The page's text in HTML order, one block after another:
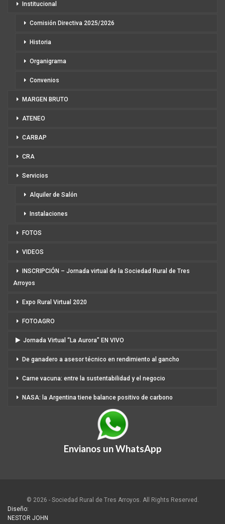
Institucional
Comisión Directiva 2025/2026
Historia
Organigrama
Convenios
MARGEN BRUTO
ATENEO
CARBAP
CRA
Servicios
Alquiler de Salón
Instalaciones
FOTOS
VIDEOS
INSCRIPCIÓN – Jornada virtual de la Sociedad Rural de Tres
Arroyos
Expo Rural Virtual 2020
FOTOAGRO
Jornada Virtual “La Aurora” EN VIVO
De ganadero a asesor técnico en rendimiento al gancho
Carne vacuna: entre la sustentabilidad y el negocio
NASA: la Argentina tiene balance positivo de carbono
Envianos un WhatsApp
© 2026 - Sociedad Rural de Tres Arroyos. All Rights Reserved.
Diseño:
NESTOR JOHN